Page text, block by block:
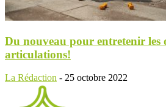
Du nouveau pour entretenir les
articulations!
La Rédaction - 25 octobre 2022